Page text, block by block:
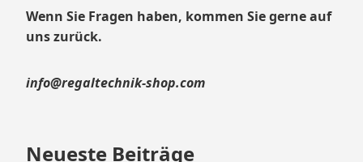
Wenn Sie Fragen haben, kommen Sie gerne auf
uns zurück.
info@regaltechnik-shop.com
Neueste Beiträge